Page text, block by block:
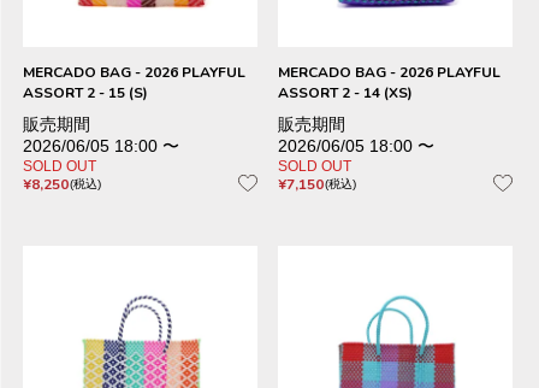
MERCADO BAG - 2026 PLAYFUL
ASSORT 2 - 15 (S)
販売期間
2026/06/05 18:00 〜
SOLD OUT
¥8,250 税込
MERCADO BAG - 2026 PLAYFUL
ASSORT 2 - 14 (XS)
販売期間
2026/06/05 18:00 〜
SOLD OUT
¥7,150 税込